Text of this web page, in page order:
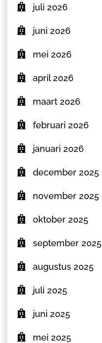
juli 2026
juni 2026
mei 2026
april 2026
maart 2026
februari 2026
januari 2026
december 2025
november 2025
oktober 2025
september 2025
augustus 2025
juli 2025
juni 2025
mei 2025